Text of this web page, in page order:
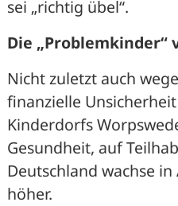
sei „richtig übel“.
Die „Problemkinder“
Nicht zuletzt auch
finanzielle
Kinderdorfs
Gesundheit, auf
Deutschland wachse
höher.